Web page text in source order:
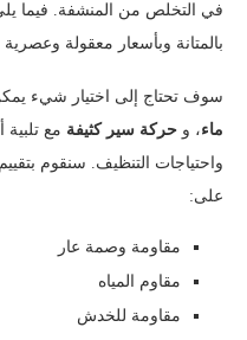
في التخلص من المنشفة. فيما يلي
بالمتانة وبأسعار معقولة
سوف تحتاج إلى اختيار شيء
ماء، و حركة سير كثيفة مع
واحتياجات التنظيف. سنقوم
على:
مقاومة وصمة عار
مقاوم المياه
مقاومة للخدش